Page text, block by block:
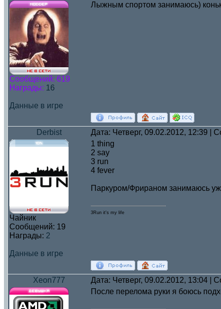
Сообщений: 619
Награды: 16
Данные в игре
Лыжным спортом занимаюсь)
Derbist Дата: Четверг, 09.02.2012, 12:39 |
Чайник
Сообщений: 19
Награды: 2
Данные в игре
1 thing
2 say
3 run
4 fever
Паркуром/Фрираном занимаюсь
3Run it's my life
Xeon777 Дата: Четверг, 09.02.2012, 13:04 |
После перелома руки я боюсь